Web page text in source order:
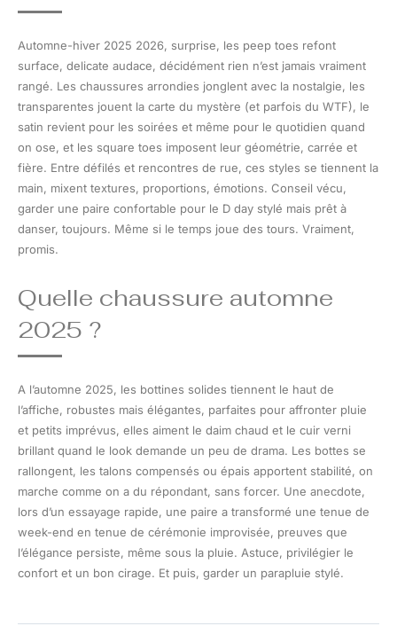
Automne-hiver 2025 2026, surprise, les peep toes refont
surface, delicate audace, décidément rien n’est jamais vraiment
rangé. Les chaussures arrondies jonglent avec la nostalgie, les
transparentes jouent la carte du mystère (et parfois du WTF), le
satin revient pour les soirées et même pour le quotidien quand
on ose, et les square toes imposent leur géométrie, carrée et
fière. Entre défilés et rencontres de rue, ces styles se tiennent la
main, mixent textures, proportions, émotions. Conseil vécu,
garder une paire confortable pour le D day stylé mais prêt à
danser, toujours. Même si le temps joue des tours. Vraiment,
promis.
Quelle chaussure automne
2025 ?
A l’automne 2025, les bottines solides tiennent le haut de
l’affiche, robustes mais élégantes, parfaites pour affronter pluie
et petits imprévus, elles aiment le daim chaud et le cuir verni
brillant quand le look demande un peu de drama. Les bottes se
rallongent, les talons compensés ou épais apportent stabilité, on
marche comme on a du répondant, sans forcer. Une anecdote,
lors d’un essayage rapide, une paire a transformé une tenue de
week-end en tenue de cérémonie improvisée, preuves que
l’élégance persiste, même sous la pluie. Astuce, privilégier le
confort et un bon cirage. Et puis, garder un parapluie stylé.